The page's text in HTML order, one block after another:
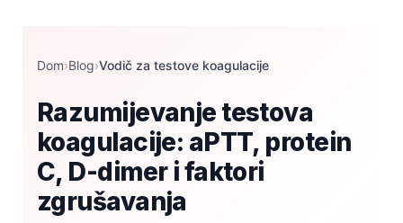
Dom›Blog›Vodič za testove koagulacije
Razumijevanje testova
koagulacije: aPTT, protein
C, D-dimer i faktori
zgrušavanja